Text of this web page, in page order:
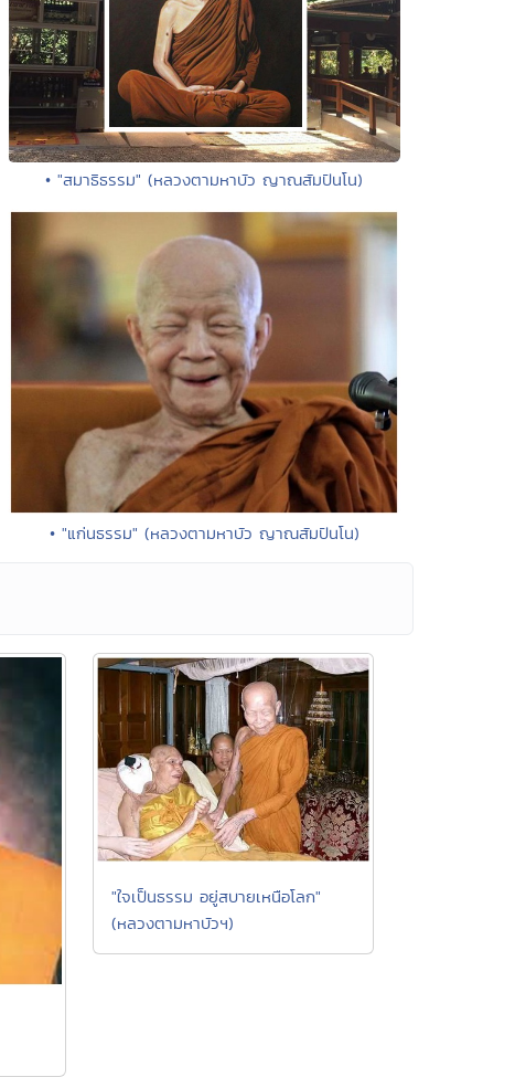
• "สมาธิธรรม" (หลวงตามหาบัว ญาณสัมปันโน)
• "แก่นธรรม" (หลวงตามหาบัว ญาณสัมปันโน)
"ใจเป็นธรรม อยู่สบายเหนือโลก"
(หลวงตามหาบัวฯ)